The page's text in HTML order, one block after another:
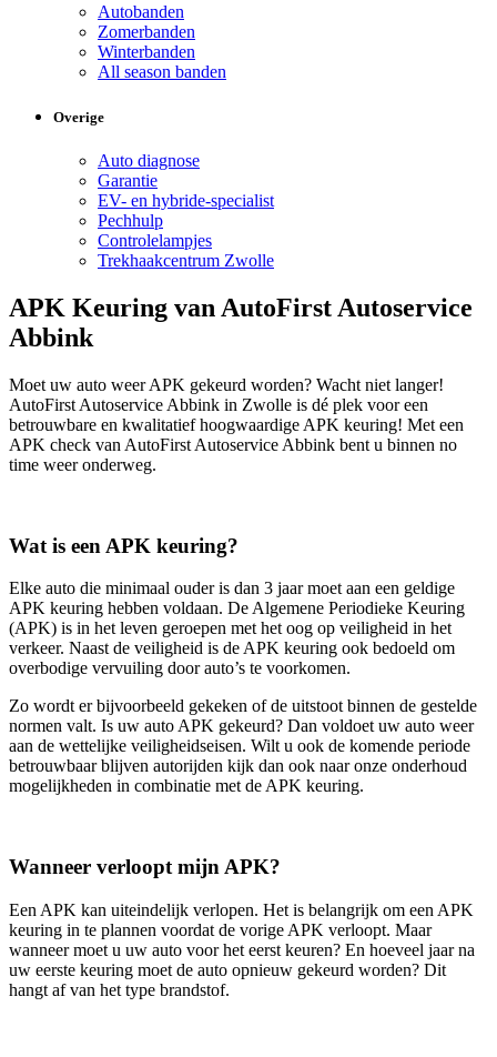
Autobanden
Zomerbanden
Winterbanden
All season banden
Overige
Auto diagnose
Garantie
EV- en hybride-specialist
Pechhulp
Controlelampjes
Trekhaakcentrum Zwolle
APK Keuring van AutoFirst Autoservice
Abbink
Moet uw auto weer APK gekeurd worden? Wacht niet langer!
AutoFirst Autoservice Abbink in Zwolle is dé plek voor een
betrouwbare en kwalitatief hoogwaardige APK keuring! Met een
APK check van AutoFirst Autoservice Abbink bent u binnen no
time weer onderweg.
Wat is een APK keuring?
Elke auto die minimaal ouder is dan 3 jaar moet aan een geldige
APK keuring hebben voldaan. De Algemene Periodieke Keuring
(APK) is in het leven geroepen met het oog op veiligheid in het
verkeer. Naast de veiligheid is de APK keuring ook bedoeld om
overbodige vervuiling door auto’s te voorkomen.
Zo wordt er bijvoorbeeld gekeken of de uitstoot binnen de gestelde
normen valt. Is uw auto APK gekeurd? Dan voldoet uw auto weer
aan de wettelijke veiligheidseisen. Wilt u ook de komende periode
betrouwbaar blijven autorijden kijk dan ook naar onze onderhoud
mogelijkheden in combinatie met de APK keuring.
Wanneer verloopt mijn APK?
Een APK kan uiteindelijk verlopen. Het is belangrijk om een APK
keuring in te plannen voordat de vorige APK verloopt. Maar
wanneer moet u uw auto voor het eerst keuren? En hoeveel jaar na
uw eerste keuring moet de auto opnieuw gekeurd worden? Dit
hangt af van het type brandstof.